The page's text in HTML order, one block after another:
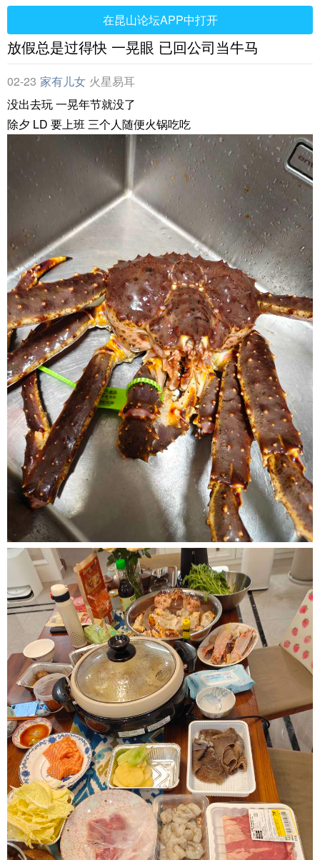
在昆山论坛APP中打开
放假总是过得快 一晃眼 已回公司当牛马
02-23 家有儿女 火星易耳
没出去玩 一晃年节就没了
除夕 LD 要上班 三个人随便火锅吃吃